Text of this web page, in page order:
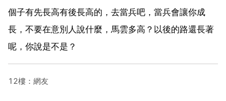
個子有先長高有後長高的，去當兵吧，當兵會讓你成
長，不要在意別人說什麼，馬雲多高？以後的路還長著
呢，你說是不是？
12樓：網友